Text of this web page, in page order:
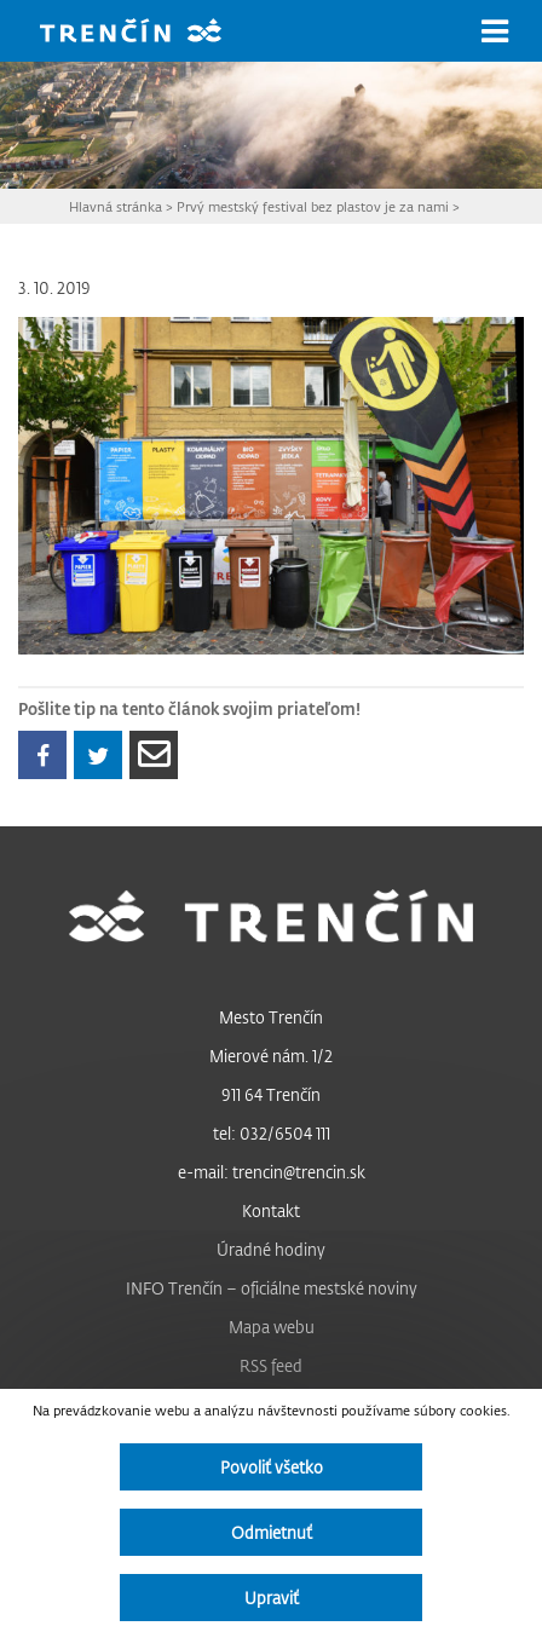
Hlavná stránka > Prvý mestský festival bez plastov je za nami >
3. 10. 2019
Pošlite tip na tento článok svojim priateľom!
Na prevádzkovanie webu a analýzu návštevnosti používame súbory cookies.
Povoliť všetko
Odmietnuť
Upraviť
Mesto Trenčín
Mierové nám. 1/2
911 64 Trenčín
tel: 032/6504 111
e-mail: trencin@trencin.sk
Kontakt
Úradné hodiny
INFO Trenčín – oficiálne mestské noviny
Mapa webu
RSS feed
Nastavenie cookies
Facebook
Instagram
Vyhlásenie o prístupnosti